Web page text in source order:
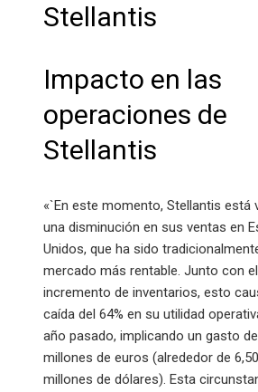
Stellantis
Impacto en las
operaciones de
Stellantis
«`En este momento, Stellantis está
una disminución en sus ventas en
Unidos, que ha sido
mercado más rentable. Junto con el
incremento de inventarios, esto
caída del 64% en su utilidad
año pasado, implicando un gasto
millones de euros (alrededor de
millones de dólares). Esta